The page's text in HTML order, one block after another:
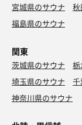
宮城県のサウナ
秋
福島県のサウナ
関東
茨城県のサウナ 栃
埼玉県のサウナ
千
神奈川県のサウナ